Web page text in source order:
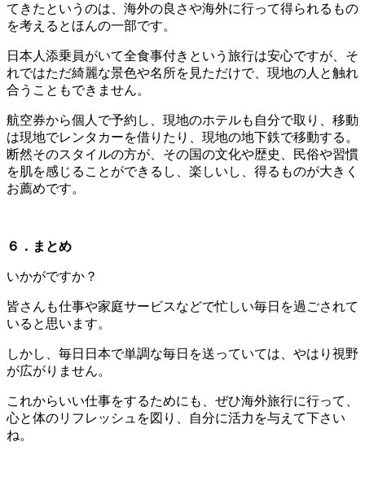
てきたというのは、海外の良さや海外に行って得られるもの
を考えるとほんの一部です。
日本人添乗員がいて全食事付きという旅行は安心ですが、そ
れではただ綺麗な景色や名所を見ただけで、現地の人と触れ
合うこともできません。
航空券から個人で予約し、現地のホテルも自分で取り、移動
は現地でレンタカーを借りたり、現地の地下鉄で移動する。
断然そのスタイルの方が、その国の文化や歴史、民俗や習慣
を肌を感じることができるし、楽しいし、得るものが大きく
お薦めです。
６．まとめ
いかがですか？
皆さんも仕事や家庭サービスなどで忙しい毎日を過ごされて
いると思います。
しかし、毎日日本で単調な毎日を送っていては、やはり視野
が広がりません。
これからいい仕事をするためにも、ぜひ海外旅行に行って、
心と体のリフレッシュを図り、自分に活力を与えて下さい
ね。